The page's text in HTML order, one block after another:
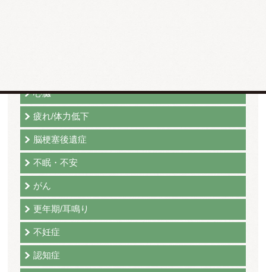
心臓
疲れ/体力低下
脳梗塞後遺症
不眠・不安
がん
更年期/耳鳴り
不妊症
認知症